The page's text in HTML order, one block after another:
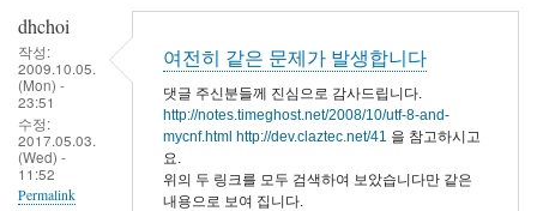
dhchoi
작성:
2009.10.05.
(Mon) -
23:51
수정:
2017.05.03.
(Wed) -
11:52
Permalink
여전히 같은 문제가 발생합니다
댓글 주신분들께 진심으로 감사드립니다.
http://notes.timeghost.net/2008/10/utf-8-and-
mycnf.html http://dev.claztec.net/41 을 참고하시고
요.
위의 두 링크를 모두 검색하여 보았습니다만 같은
내용으로 보여 집니다.